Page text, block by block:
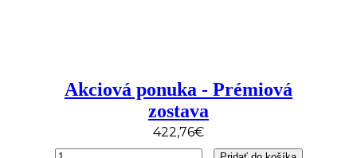
Akciová ponuka - Prémiová
zostava
422,76€
množstvo